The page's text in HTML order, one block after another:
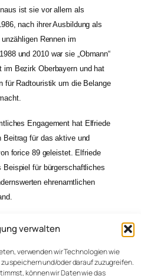
verwalten
verwenden wir Technologien wie
speichern und/oder darauf zuzugreifen.
können wir Daten wie das
ist sie vor allem als
nach ihrer Ausbildung als
Rennen im
und 2010 war sie „Obmann“
im Bezirk Oberbayern und hat
für Radtouristik um die Belange
Engagement hat Elfriede
Beitrag für das aktive und
forice 89 geleistet. Elfriede
Beispiel für bürgerschaftliches
ehrenamtlichen
werden.